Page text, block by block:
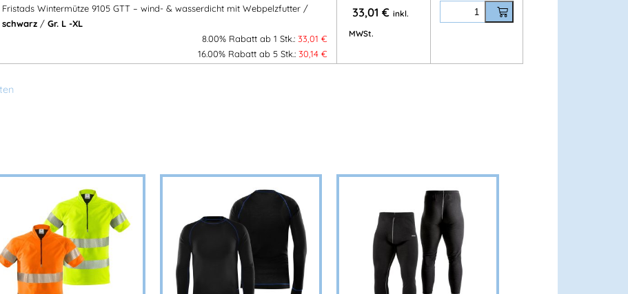
Material & Verarbeitung
Obermaterial:
100 % Polyester
Futter:100 % Polyester
Flächengewicht:387 g/m²
Ihre Vorteile auf einen Blick
✔ Zuverlässiger Schutz vor Wind, Regen und Kälte
✔ Sehr warm durch isolierendes Webpelzfutter
✔ Erweiterter Schutz durch verstellbaren Nackenbereich
✔ Ideal für anspruchsvolle Wintereinsätze im Beruf
Fristads Wintermütze 9105 GTT – wind- & wasserdicht mit Webpelzfutter /
schwarz/ Gr. L -XL
8.00% Rabatt ab 1 Stk.:33,01€
16.00% Rabatt ab 5 Stk.:30,14€
33,01 € inkl.
MWSt.